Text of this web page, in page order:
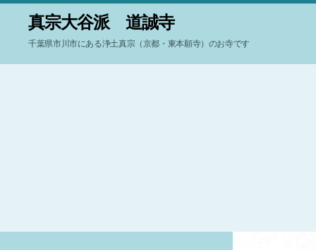
真宗大谷派 道誠寺
千葉県市川市にある浄土真宗（京都・東本願寺）のお寺です